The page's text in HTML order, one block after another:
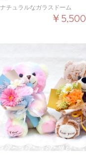
ナチュラルなガラスドーム
￥5,500